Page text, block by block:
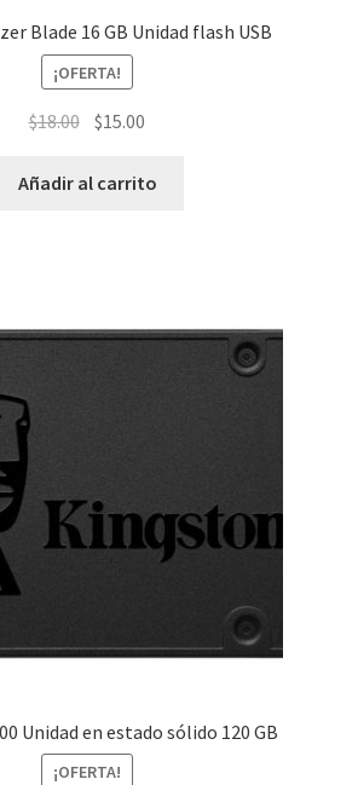
Blade 16 GB Unidad flash USB
¡OFERTA!
$18.00 El
original
$15.00
actual
Añadir al carrito
Unidad en estado sólido 120 GB
¡OFERTA!